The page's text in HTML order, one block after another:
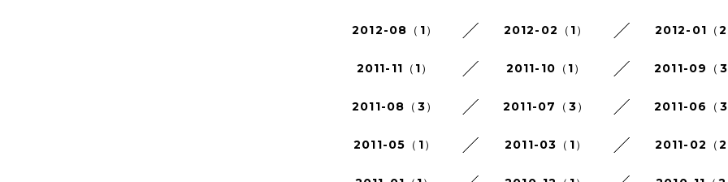
2012-08（1） 2012-02（1） 2012-01（2
2011-11（1） 2011-10（1） 2011-09（3
2011-08（3） 2011-07（3） 2011-06（3
2011-05（1） 2011-03（1） 2011-02（2